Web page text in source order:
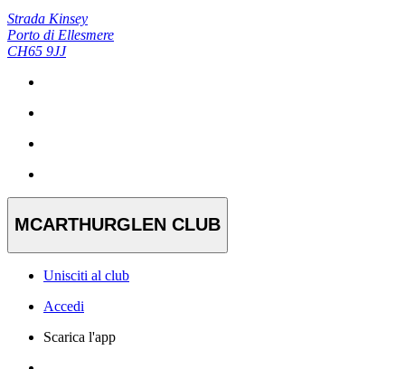
Strada Kinsey
Porto di Ellesmere
CH65 9JJ
MCARTHURGLEN CLUB
Unisciti al club
Accedi
Scarica l'app